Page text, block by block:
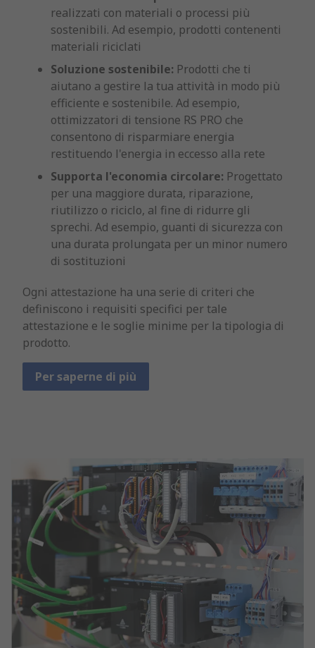
realizzati con materiali o processi più
sostenibili. Ad esempio, prodotti contenenti
materiali riciclati
Soluzione sostenibile: Prodotti che ti
aiutano a gestire la tua attività in modo più
efficiente e sostenibile. Ad esempio,
ottimizzatori di tensione RS PRO che
consentono di risparmiare energia
restituendo l'energia in eccesso alla rete
Supporta l'economia circolare: Progettato
per una maggiore durata, riparazione,
riutilizzo o riciclo, al fine di ridurre gli
sprechi. Ad esempio, guanti di sicurezza con
una durata prolungata per un minor numero
di sostituzioni
Ogni attestazione ha una serie di criteri che
definiscono i requisiti specifici per tale
attestazione e le soglie minime per la tipologia di
prodotto.
Per saperne di più